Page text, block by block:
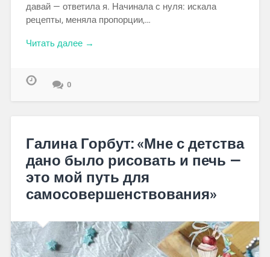
давай — ответила я. Начинала с нуля: искала
рецепты, меняла пропорции,…
Читать далее →
0
Галина Горбут: «Мне с детства
дано было рисовать и печь —
это мой путь для
самосовершенствования»